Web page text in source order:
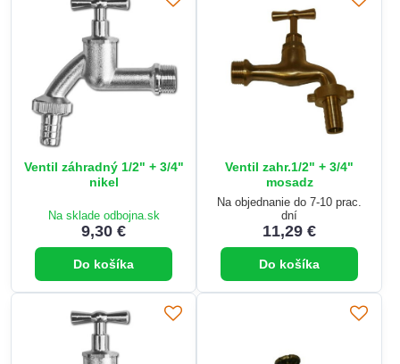
Ventil záhradný 1/2" + 3/4"
nikel
Na sklade odbojna.sk
9,30 €
Do košíka
Ventil zahr.1/2" + 3/4"
mosadz
Na objednanie do 7-10 prac.
dní
11,29 €
Do košíka